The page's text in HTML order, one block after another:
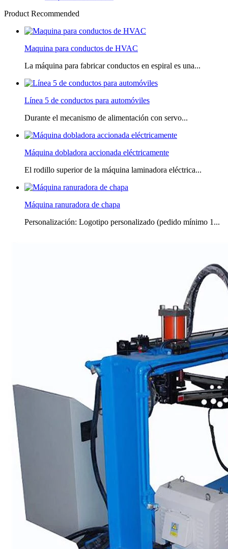
Product Recommended
Maquina para conductos de HVAC
La máquina para fabricar conductos en espiral es una...
Línea 5 de conductos para automóviles
Durante el mecanismo de alimentación con servo...
Máquina dobladora accionada eléctricamente
El rodillo superior de la máquina laminadora eléctrica...
Máquina ranuradora de chapa
Personalización: Logotipo personalizado (pedido mínimo 1...